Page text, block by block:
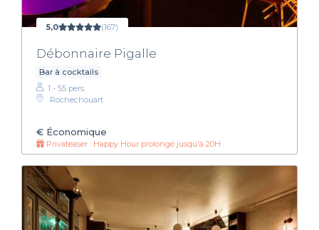
5,0 (167)
Débonnaire Pigalle
Bar à cocktails
1 - 55 pers.
Rochechouart
€ Économique
Privateaser : Happy Hour prolongé jusqu'à 20H